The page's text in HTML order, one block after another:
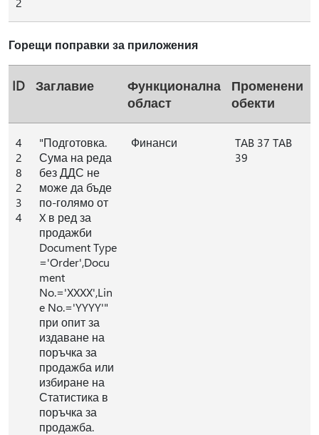
Горещи поправки за приложения
ID Заглавие
Функционална
област
Променени
обекти
4
2
8
2
3
4
"Подготовка.
Сума на реда
без ДДС не
може да бъде
по-голямо от
X в ред за
продажби
Document Type
='Order',Docu
ment
No.='XXXX',Lin
e No.='YYYY'"
при опит за
издаване на
поръчка за
продажба или
избиране на
Статистика в
поръчка за
продажба.
Финанси
TAB 37 TAB
39